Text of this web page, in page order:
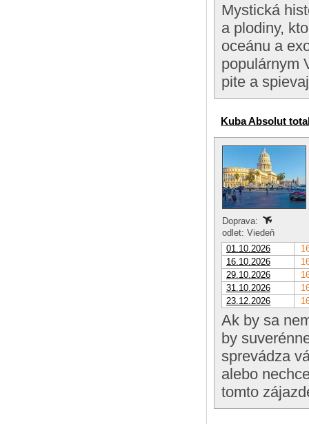
Mystická
a plodiny,
oceánu a
populárnym
pite a
Kuba Absolut
Doprava:
odlet: Viedeň
01.10.2026
16.10.2026
29.10.2026
31.10.2026
23.12.2026
Ak by sa
by
sprevádza
alebo
tomto